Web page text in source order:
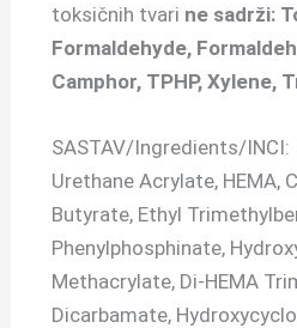
toksičnih tvari ne sadrži:
Formaldehyde,
Camphor, TPHP, Xylene,
SASTAV/Ingredients/INCI:
Urethane Acrylate, HEMA,
Butyrate, Ethyl
Phenylphosphinate,
Methacrylate, Di-HEMA
Dicarbamate,